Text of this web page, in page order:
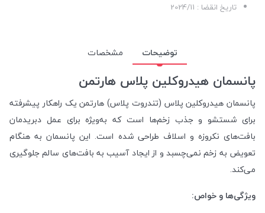
تاریخ انقضا : 2024/11
توضیحات مشخصات
پانسمان هیدروکلین پلاس هارتمن
پانسمان هیدروکلین پلاس (تندروت پلاس) هارتمن یک راهکار پیشرفته
برای شستشو و جذب زخم‌ها است که به‌ویژه برای عمل دبریدمان
بافت‌های نکروزه و اسلاف طراحی شده است. این پانسمان به هنگام
تعویض به زخم نمی‌چسبد و از ایجاد آسیب به بافت‌های سالم جلوگیری
می‌کند.
ویژگی‌ها و خواص: